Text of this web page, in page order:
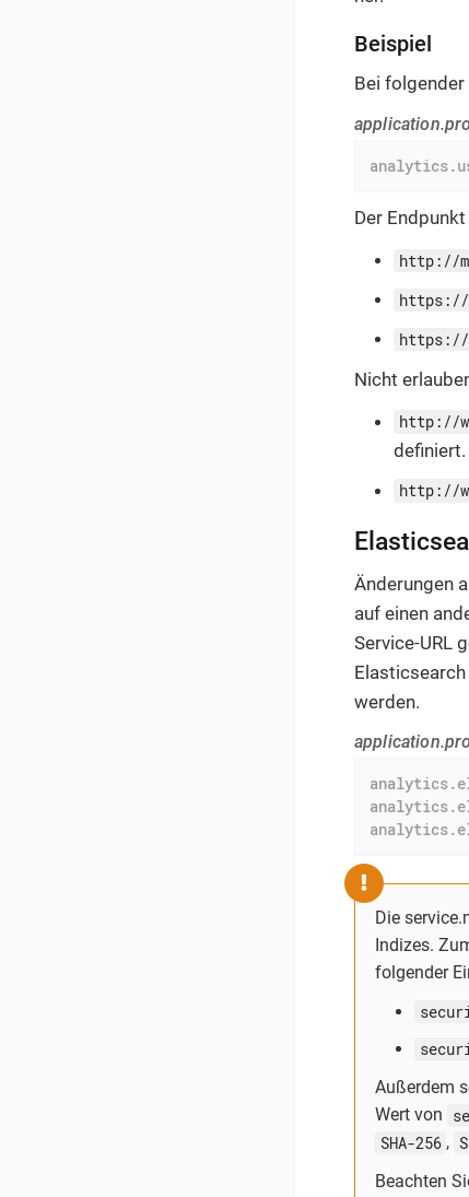
Beispiel
Bei
Der
http://
https://
https://
Nicht
http://
definiert.
http://
Änderungen
auf einen
Service-URL
werden.
Die
Indizes.
folgender
Außerdem
Wert von
SHA-256 ,
Beachten